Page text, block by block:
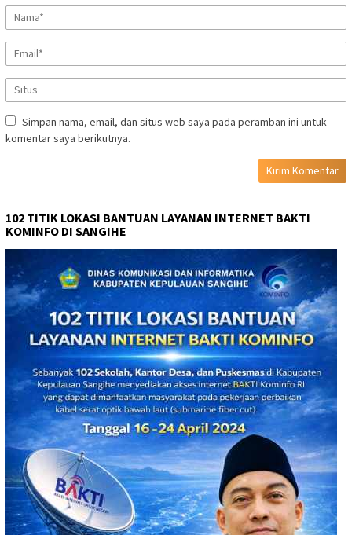
Simpan nama, email, dan situs web saya pada peramban ini untuk
komentar saya berikutnya.
102 TITIK LOKASI BANTUAN LAYANAN INTERNET BAKTI
KOMINFO DI SANGIHE